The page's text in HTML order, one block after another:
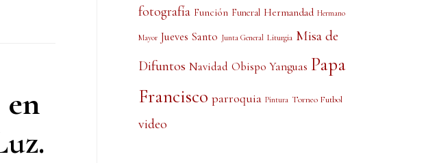
fotografía Función Funeral Hermandad Hermano
Mayor Jueves Santo Junta General Liturgia Misa de
Difuntos Navidad Obispo Yanguas Papa
Francisco parroquia Pintura Torneo Futbol
video